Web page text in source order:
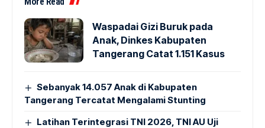
Waspadai Gizi Buruk pada
Anak, Dinkes Kabupaten
Tangerang Catat 1.151 Kasus
Sebanyak 14.057 Anak di Kabupaten
Tangerang Tercatat Mengalami Stunting
Latihan Terintegrasi TNI 2026, TNI AU Uji